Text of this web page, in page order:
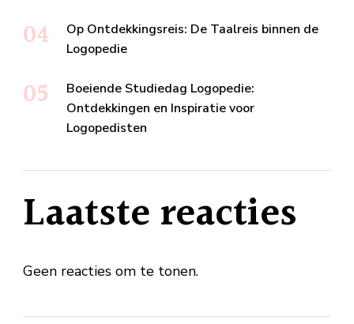
Op Ontdekkingsreis: De Taalreis binnen de
Logopedie
Boeiende Studiedag Logopedie:
Ontdekkingen en Inspiratie voor
Logopedisten
Laatste reacties
Geen reacties om te tonen.